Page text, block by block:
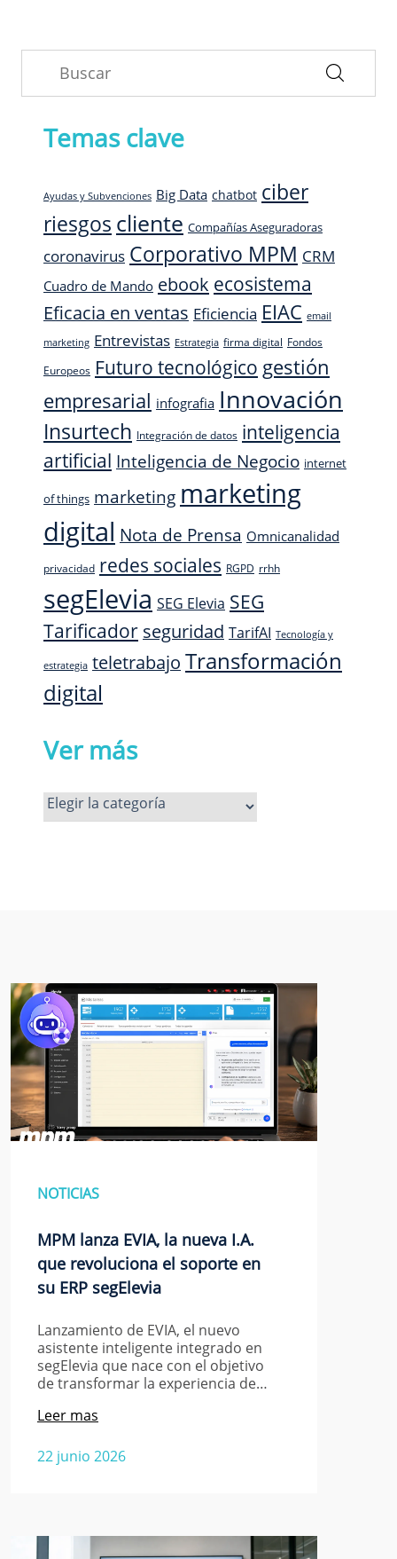
Temas clave
Ayudas y Subvenciones Big Data chatbot ciber
riesgos cliente Compañías Aseguradoras
coronavirus Corporativo MPM CRM
Cuadro de Mando ebook ecosistema
Eficacia en ventas Eficiencia EIAC email
marketing Entrevistas Estrategia firma digital Fondos
Europeos Futuro tecnológico gestión
empresarial infografia Innovación
Insurtech Integración de datos inteligencia
artificial Inteligencia de Negocio internet
of things marketing marketing
digital Nota de Prensa Omnicanalidad
privacidad redes sociales RGPD rrhh
segElevia SEG Elevia SEG
Tarificador seguridad TarifAI Tecnología y
estrategia teletrabajo Transformación
digital
Ver más
Ver
más
NOTICIAS
MPM lanza EVIA, la nueva I.A.
que revoluciona el soporte en
su ERP segElevia
Lanzamiento de EVIA, el nuevo
asistente inteligente integrado en
segElevia que nace con el objetivo
de transformar la experiencia de…
22 junio 2026
Leer mas